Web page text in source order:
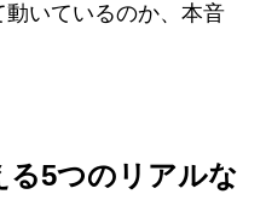
いているのか、本音
る5つのリアルな